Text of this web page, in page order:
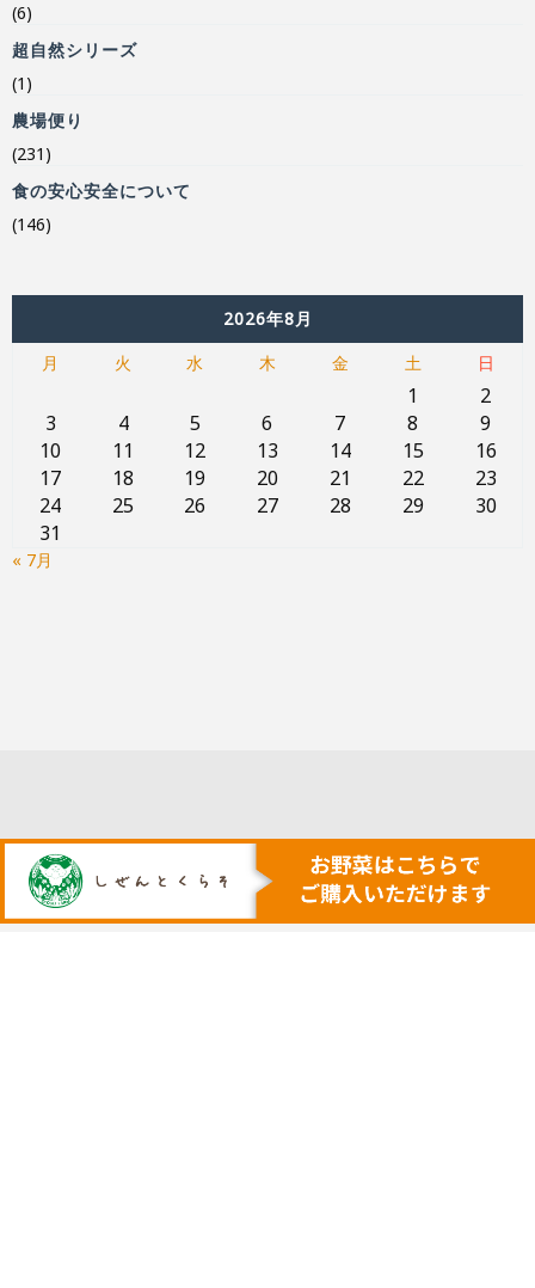
(6)
超自然シリーズ
(1)
農場便り
(231)
食の安心安全について
(146)
2026年8月
月
火 水 木 金 土 日
1
2
3
4 5 6 7 8
9
10
11 12 13 14 15
16
17
18 19 20 21 22
23
24
25 26 27 28 29
30
31
« 7月